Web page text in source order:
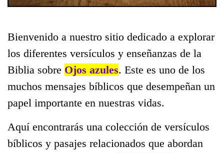
Bienvenido a nuestro sitio dedicado a explorar
los diferentes versículos y enseñanzas de la
Biblia sobre Ojos azules. Este es uno de los
muchos mensajes bíblicos que desempeñan un
papel importante en nuestras vidas.
Aquí encontrarás una colección de versículos
bíblicos y pasajes relacionados que abordan